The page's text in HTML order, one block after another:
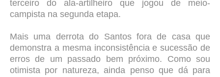
terceiro do ala-artilheiro que jogou de meio-
campista na segunda etapa.
Mais uma derrota do Santos fora de casa que
demonstra a mesma inconsistência e sucessão de
erros de um passado bem próximo. Como sou
otimista por natureza, ainda penso que dá para